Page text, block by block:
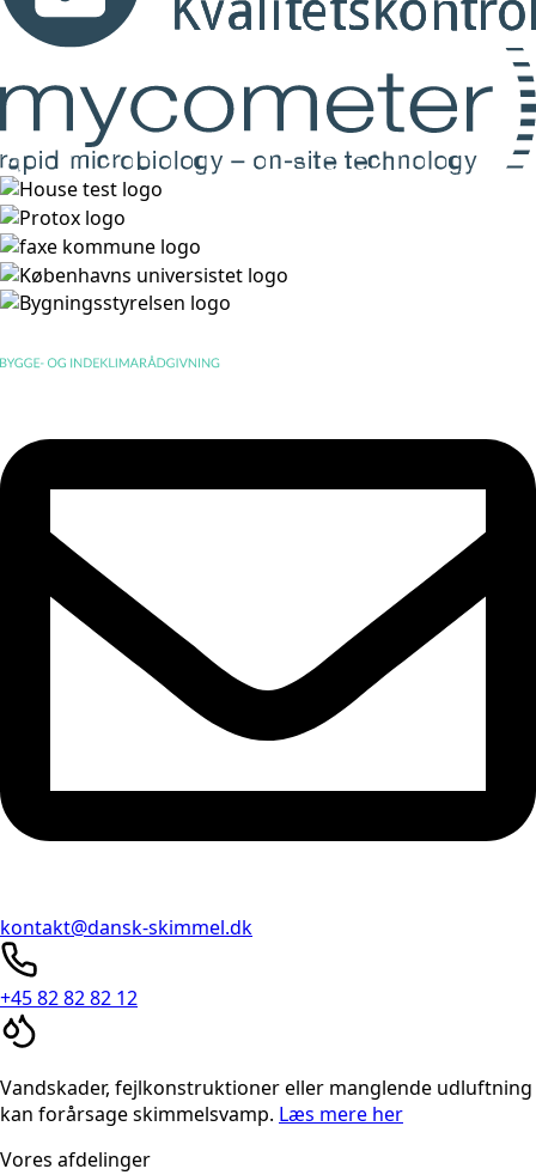
kontakt@dansk-skimmel.dk
+45 82 82 82 12
Vandskader, fejlkonstruktioner eller manglende udluftning
kan forårsage skimmelsvamp. Læs mere her
Vores afdelinger